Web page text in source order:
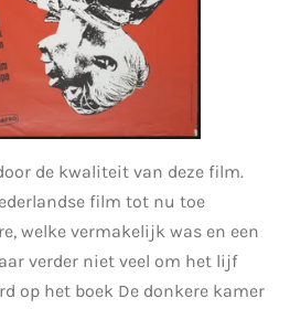
de kwaliteit van deze film.
film tot nu toe
welke vermakelijk was en een
verder niet veel om het lijf
op het boek De donkere kamer